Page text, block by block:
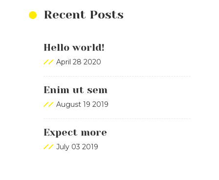
Recent Posts
Hello world!
April 28 2020
Enim ut sem
August 19 2019
Expect more
July 03 2019